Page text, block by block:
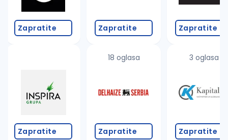
Zapratite
Zapratite
Zapratite
18 oglasa
Zapratite
Zapratite
3 oglasa
Zapratite